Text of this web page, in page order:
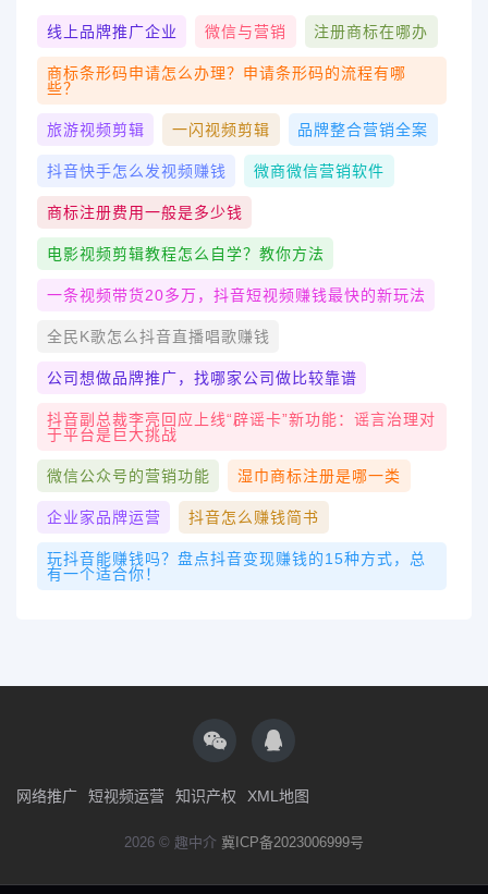
线上品牌推广企业 微信与营销 注册商标在哪办
商标条形码申请怎么办理？申请条形码的流程有哪
些？
旅游视频剪辑 一闪视频剪辑 品牌整合营销全案
抖音快手怎么发视频赚钱 微商微信营销软件
商标注册费用一般是多少钱
电影视频剪辑教程怎么自学？教你方法
一条视频带货20多万，抖音短视频赚钱最快的新玩法
全民k歌怎么抖音直播唱歌赚钱
公司想做品牌推广，找哪家公司做比较靠谱
抖音副总裁李亮回应上线“辟谣卡”新功能：谣言治理对
于平台是巨大挑战
微信公众号的营销功能 湿巾商标注册是哪一类
企业家品牌运营 抖音怎么赚钱简书
玩抖音能赚钱吗？盘点抖音变现赚钱的15种方式，总
有一个适合你！
网络推广 短视频运营 知识产权 XML地图
2026 © 趣中介 冀ICP备2023006999号